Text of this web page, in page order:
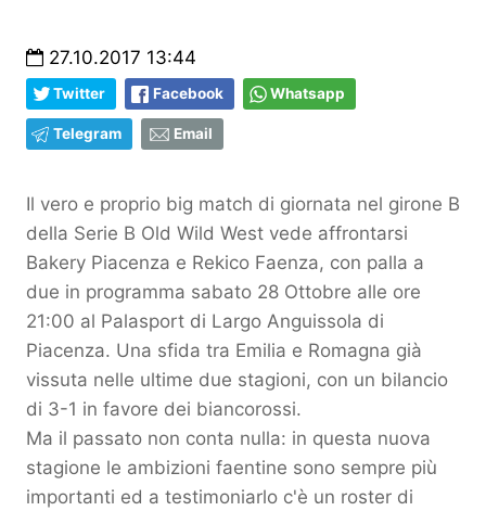
27.10.2017 13:44
Twitter Facebook Whatsapp
Telegram Email
Il vero e proprio big match di giornata nel girone B
della Serie B Old Wild West vede affrontarsi
Bakery Piacenza e Rekico Faenza, con palla a
due in programma sabato 28 Ottobre alle ore
21:00 al Palasport di Largo Anguissola di
Piacenza. Una sfida tra Emilia e Romagna già
vissuta nelle ultime due stagioni, con un bilancio
di 3-1 in favore dei biancorossi.
Ma il passato non conta nulla: in questa nuova
stagione le ambizioni faentine sono sempre più
importanti ed a testimoniarlo c'è un roster di